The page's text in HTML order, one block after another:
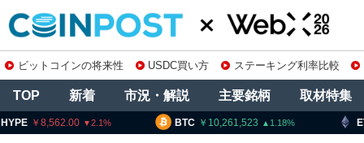
ビットコインの将来性 USDC買い方 ステーキング利率比較
TOP 新着 市況・解説 主要銘柄 取材特集
BTC 10,261,523 1.18 ETH
8,562.00 2.1